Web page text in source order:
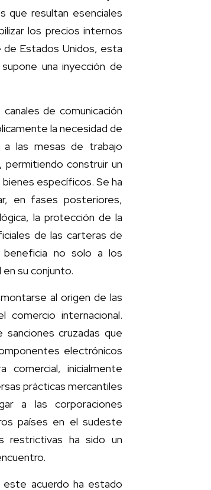
que resultan esenciales
los precios internos
de Estados Unidos, esta
una inyección de
de comunicación
la necesidad de
a las mesas de trabajo
permitiendo construir un
específicos. Se ha
en fases posteriores,
la protección de la
de las carteras de
beneficia no solo a los
su conjunto.
al origen de las
comercio internacional.
cruzadas que
electrónicos
comercial, inicialmente
prácticas mercantiles
a las corporaciones
países en el sudeste
restrictivas ha sido un
acuerdo ha estado